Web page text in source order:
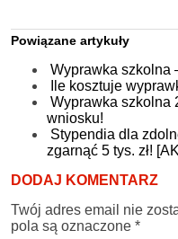
Powiązane artykuły
Wyprawka szkolna
Ile kosztuje
Wyprawka szkolna
wniosku!
Stypendia dla
zgarnąć 5 tys. zł!
DODAJ KOMENTARZ
Twój adres email nie
pola są oznaczone *